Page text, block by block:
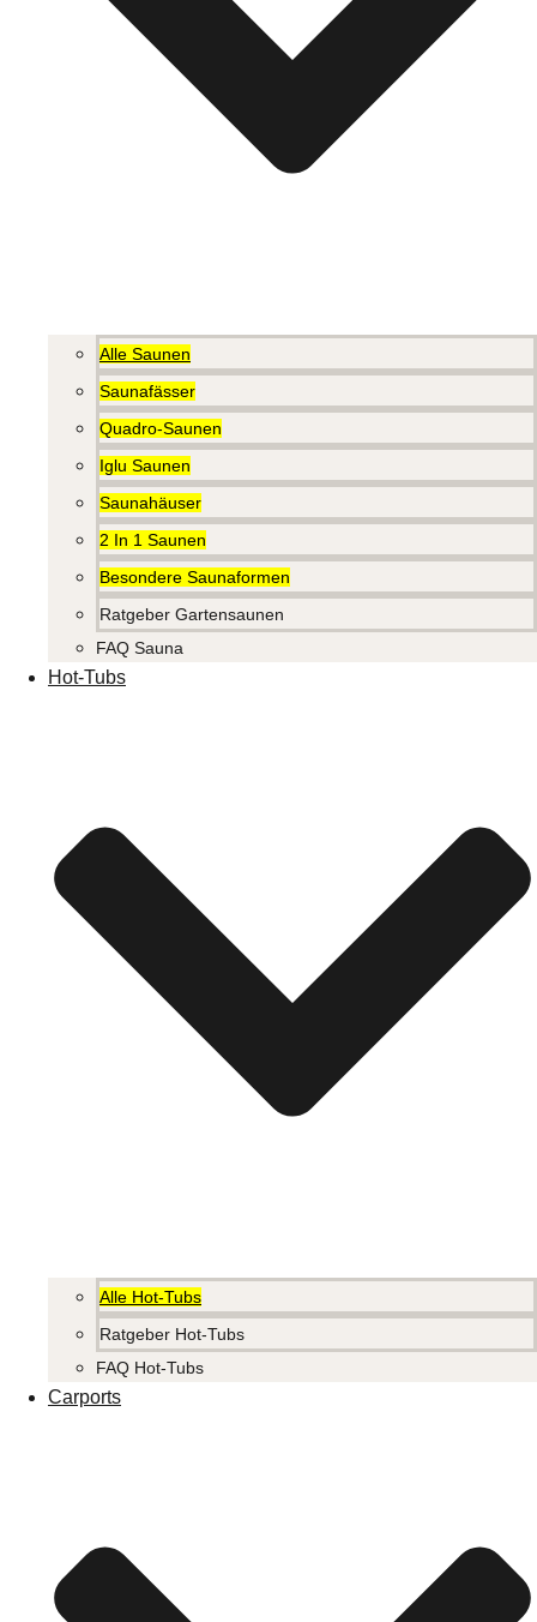
Alle Saunen
Saunafässer
Quadro-Saunen
Iglu Saunen
Saunahäuser
2 In 1 Saunen
Besondere Saunaformen
Ratgeber Gartensaunen
FAQ Sauna
Hot-Tubs
Alle Hot-Tubs
Ratgeber Hot-Tubs
FAQ Hot-Tubs
Carports